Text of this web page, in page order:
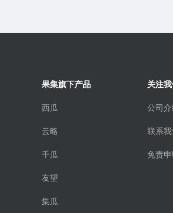
果集旗下产品
西瓜
云略
千瓜
友望
集瓜
关注
公司
联系
免责